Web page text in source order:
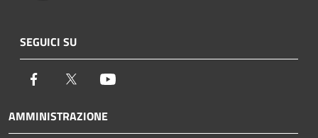
SEGUICI SU
Facebook Twitter
AMMINISTRAZIONE